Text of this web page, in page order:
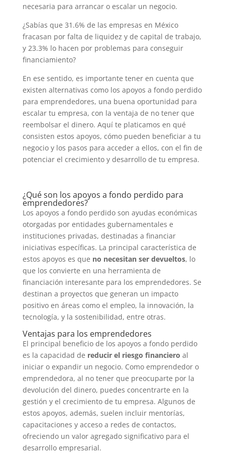
necesaria para arrancar o escalar un negocio.
¿Sabías que 31.6% de las empresas en México
fracasan por falta de liquidez y de capital de trabajo,
y 23.3% lo hacen por problemas para conseguir
financiamiento?
En ese sentido, es importante tener en cuenta que
existen alternativas como los apoyos a fondo perdido
para emprendedores, una buena oportunidad para
escalar tu empresa, con la ventaja de no tener que
reembolsar el dinero. Aquí te platicamos en qué
consisten estos apoyos, cómo pueden beneficiar a tu
negocio y los pasos para acceder a ellos, con el fin de
potenciar el crecimiento y desarrollo de tu empresa.
¿Qué son los apoyos a fondo perdido para
emprendedores?
Los apoyos a fondo perdido son ayudas económicas
otorgadas por entidades gubernamentales e
instituciones privadas, destinadas a financiar
iniciativas específicas. La principal característica de
estos apoyos es que no necesitan ser devueltos, lo
que los convierte en una herramienta de
financiación interesante para los emprendedores. Se
destinan a proyectos que generan un impacto
positivo en áreas como el empleo, la innovación, la
tecnología, y la sostenibilidad, entre otras.
Ventajas para los emprendedores
El principal beneficio de los apoyos a fondo perdido
es la capacidad de reducir el riesgo financiero al
iniciar o expandir un negocio. Como emprendedor o
emprendedora, al no tener que preocuparte por la
devolución del dinero, puedes concentrarte en la
gestión y el crecimiento de tu empresa. Algunos de
estos apoyos, además, suelen incluir mentorías,
capacitaciones y acceso a redes de contactos,
ofreciendo un valor agregado significativo para el
desarrollo empresarial.